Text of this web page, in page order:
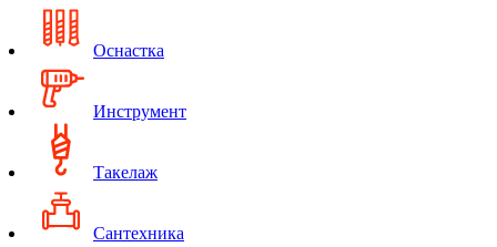
Оснастка
Инструмент
Такелаж
Сантехника